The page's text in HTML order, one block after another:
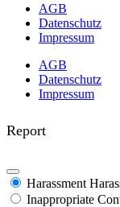
AGB
Datenschutz
Impressum
AGB
Datenschutz
Impressum
Report
Harassment
Inappropriate